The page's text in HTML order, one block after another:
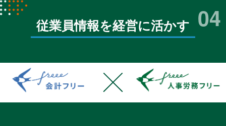
04
従業員情報を経営に活かす